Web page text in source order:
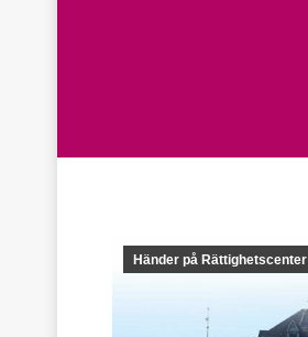
Händer på Rättighetscenter